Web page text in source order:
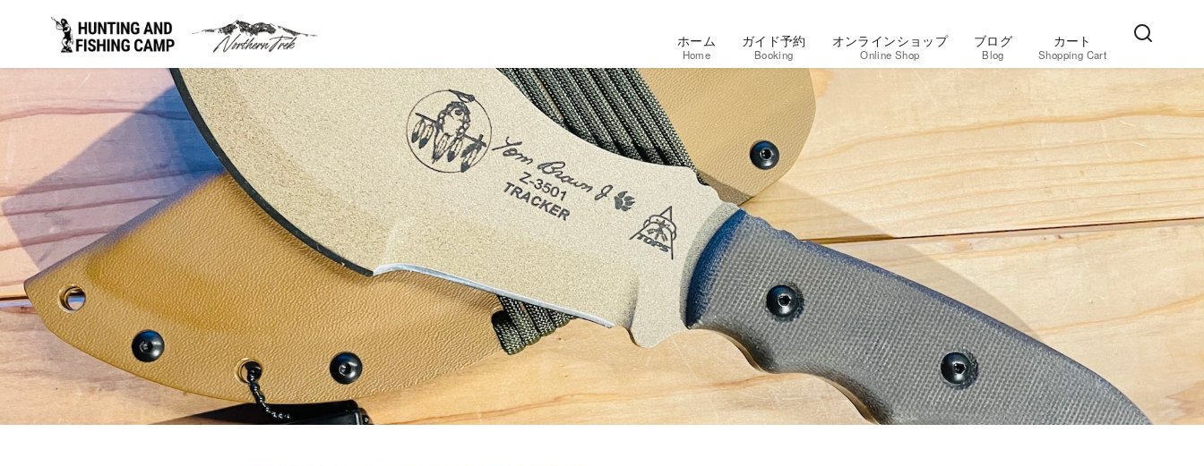
テ
ツ
へ
移
動
ホーム
Home
ガイド予約
Booking
オンラインショップ
Online Shop
ブログ
Blog
カート
Shopping Cart